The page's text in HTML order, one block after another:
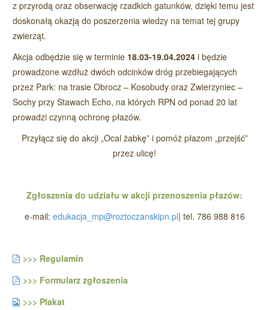
z przyrodą oraz obserwację rzadkich gatunków, dzięki temu jest
doskonałą okazją do poszerzenia wiedzy na temat tej grupy
zwierząt.
Akcja odbędzie się w terminie 18.03-19.04.2024 i będzie
prowadzone wzdłuż dwóch odcinków dróg przebiegających
przez Park: na trasie Obrocz – Kosobudy oraz Zwierzyniec –
Sochy przy Stawach Echo, na których RPN od ponad 20 lat
prowadzi czynną ochronę płazów.
Przyłącz się do akcji „Ocal żabkę” i pomóż płazom „przejść”
przez ulicę!
Zgłoszenia do udziału w akcji przenoszenia płazów:
e-mail: edukacja_mp@roztoczanskipn.pl| tel. 786 988 816
>>> Regulamin
>>> Formularz zgłoszenia
>>> Plakat